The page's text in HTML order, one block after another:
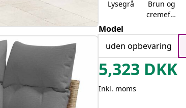
Lysegrå
Brun og
cremefar
Model
uden opbevaring
5,323 DKK
Inkl. moms